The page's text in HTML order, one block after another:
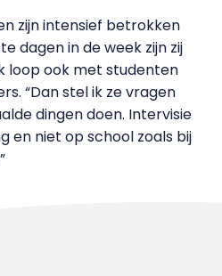
zijn intensief betrokken
dagen in de week zijn zij
loop ook met studenten
“Dan stel ik ze vragen
dingen doen. Intervisie
en niet op school zoals bij